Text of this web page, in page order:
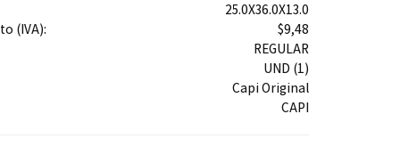
25.0X36.0X13.0
(IVA):
$9,48
REGULAR
UND (1)
Capi Original
CAPI